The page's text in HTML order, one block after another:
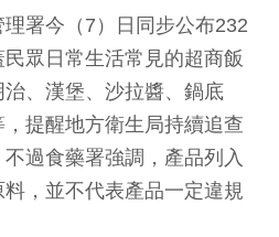
署今（7）日同步公布232
眾日常生活常見的超商飯
、漢堡、沙拉醬、鍋底
提醒地方衛生局持續追查
過食藥署強調，產品列入
，並不代表產品一定違規